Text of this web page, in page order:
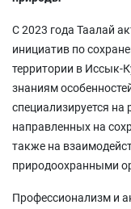
С 2023 года Таалай
инициатив по
территории в Иссык-
знаниям
специализируется на
направленных на
также на
природоохранными
Профессионализм и